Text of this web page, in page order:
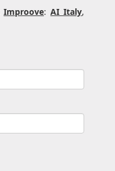
Improove: AI Italy,